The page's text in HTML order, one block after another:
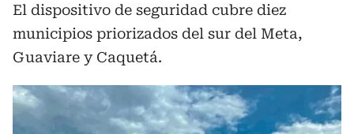
El dispositivo de seguridad cubre diez
municipios priorizados del sur del Meta,
Guaviare y Caquetá.